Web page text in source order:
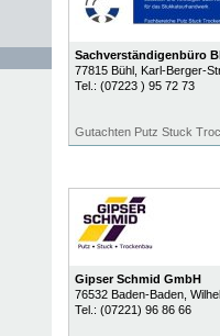
Sachverständigenbüro
77815 Bühl, Karl-Berger-
Tel.: (07223 ) 95 72 73
Gutachten Putz Stuck
Gipser Schmid GmbH
76532 Baden-Baden,
Tel.: (07221) 96 86 66